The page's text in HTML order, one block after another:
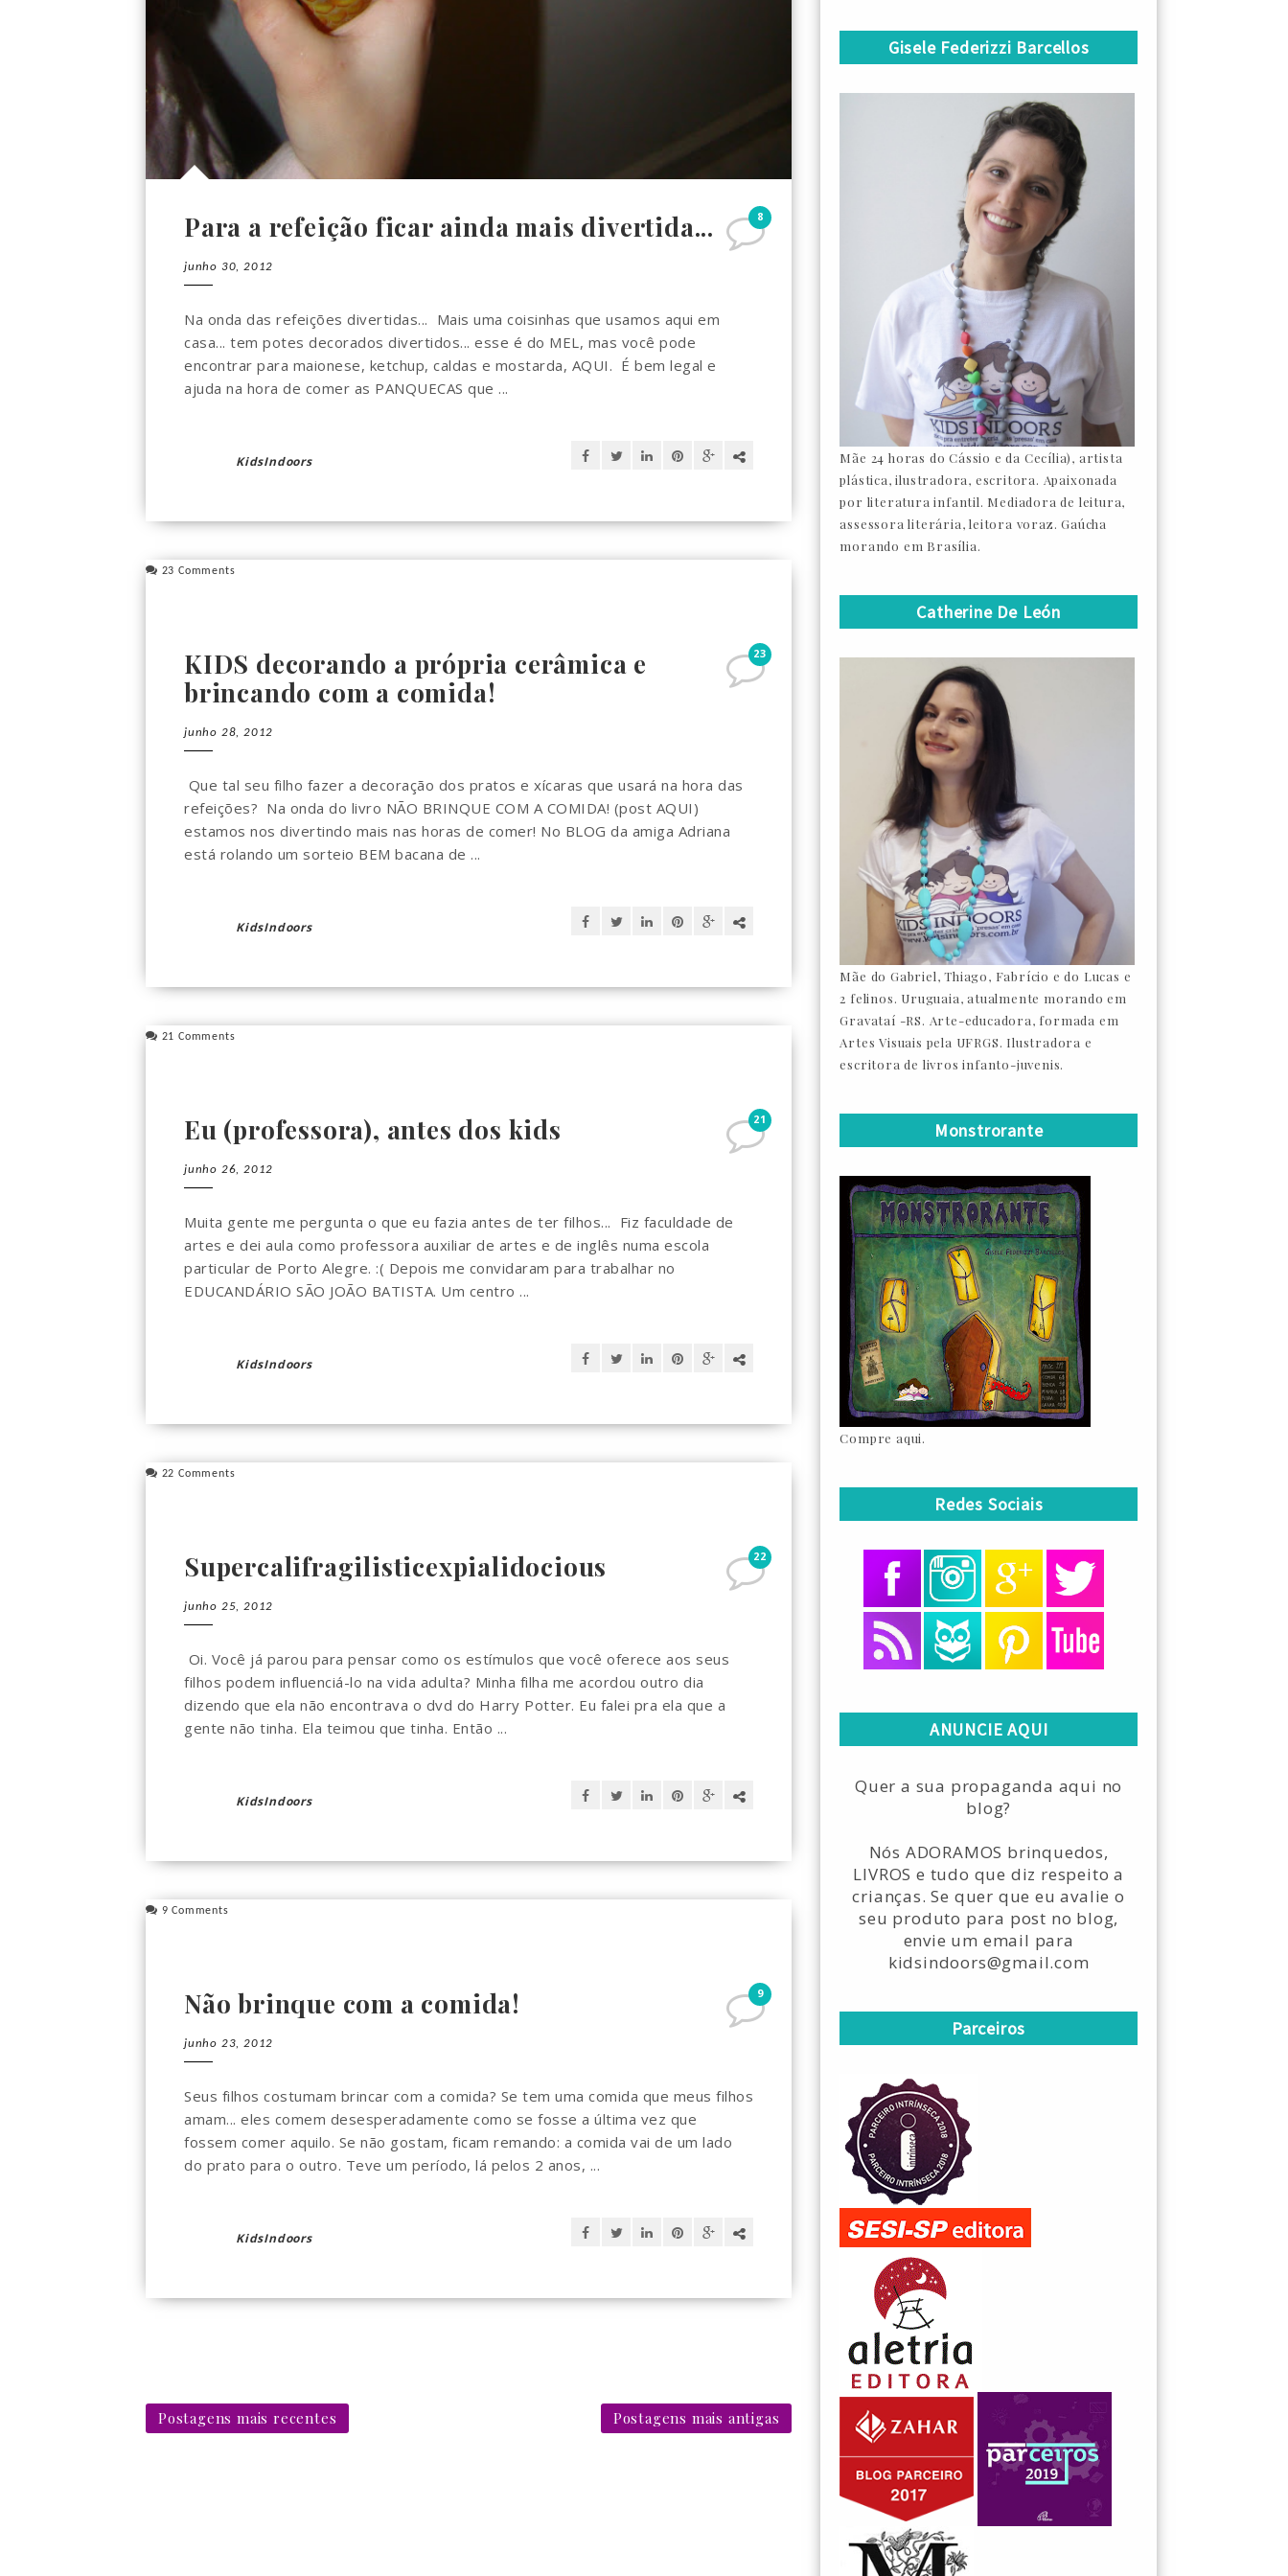
8
Para a refeição ficar ainda mais divertida...
junho 30, 2012
Na onda das refeições divertidas... Mais uma coisinhas que usamos aqui em
casa... tem potes decorados divertidos... esse é do MEL, mas você pode
encontrar para maionese, ketchup, caldas e mostarda, AQUI. É bem legal e
ajuda na hora de comer as PANQUECAS que ...
KidsIndoors
23 Comments
23
KIDS decorando a própria cerâmica e
brincando com a comida!
junho 28, 2012
Que tal seu filho fazer a decoração dos pratos e xícaras que usará na hora das
refeições? Na onda do livro NÃO BRINQUE COM A COMIDA! (post AQUI)
estamos nos divertindo mais nas horas de comer! No BLOG da amiga Adriana
está rolando um sorteio BEM bacana de ...
KidsIndoors
21 Comments
21
Eu (professora), antes dos kids
junho 26, 2012
Muita gente me pergunta o que eu fazia antes de ter filhos... Fiz faculdade de
artes e dei aula como professora auxiliar de artes e de inglês numa escola
particular de Porto Alegre. :( Depois me convidaram para trabalhar no
EDUCANDÁRIO SÃO JOÃO BATISTA. Um centro ...
KidsIndoors
22 Comments
22
Supercalifragilisticexpialidocious
junho 25, 2012
Oi. Você já parou para pensar como os estímulos que você oferece aos seus
filhos podem influenciá-lo na vida adulta? Minha filha me acordou outro dia
dizendo que ela não encontrava o dvd do Harry Potter. Eu falei pra ela que a
gente não tinha. Ela teimou que tinha. Então ...
KidsIndoors
9 Comments
9
Não brinque com a comida!
junho 23, 2012
Seus filhos costumam brincar com a comida? Se tem uma comida que meus filhos
amam... eles comem desesperadamente como se fosse a última vez que
fossem comer aquilo. Se não gostam, ficam remando: a comida vai de um lado
do prato para o outro. Teve um período, lá pelos 2 anos, ...
KidsIndoors
Postagens mais recentes Postagens mais antigas
Gisele Federizzi Barcellos
Mãe 24 horas do Cássio e da Cecília), artista
plástica, ilustradora, escritora. Apaixonada
por literatura infantil. Mediadora de leitura,
assessora literária, leitora voraz. Gaúcha
morando em Brasília.
Catherine De León
Mãe do Gabriel, Thiago, Fabrício e do Lucas e
2 felinos. Uruguaia, atualmente morando em
Gravataí -RS. Arte-educadora, formada em
Artes Visuais pela UFRGS. Ilustradora e
escritora de livros infanto-juvenis.
Monstrorante
Compre aqui.
Redes Sociais
ANUNCIE AQUI
Quer a sua propaganda aqui no
blog?
Nós ADORAMOS brinquedos,
LIVROS e tudo que diz respeito a
crianças. Se quer que eu avalie o
seu produto para post no blog,
envie um email para
kidsindoors@gmail.com
Parceiros